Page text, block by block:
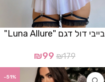
בייבי דול דגם "Luna Allure"
₪179
₪99
-51%